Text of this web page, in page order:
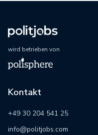
wird betrieben von
Kontakt
+49 30 204 541 25
info@politjobs.com